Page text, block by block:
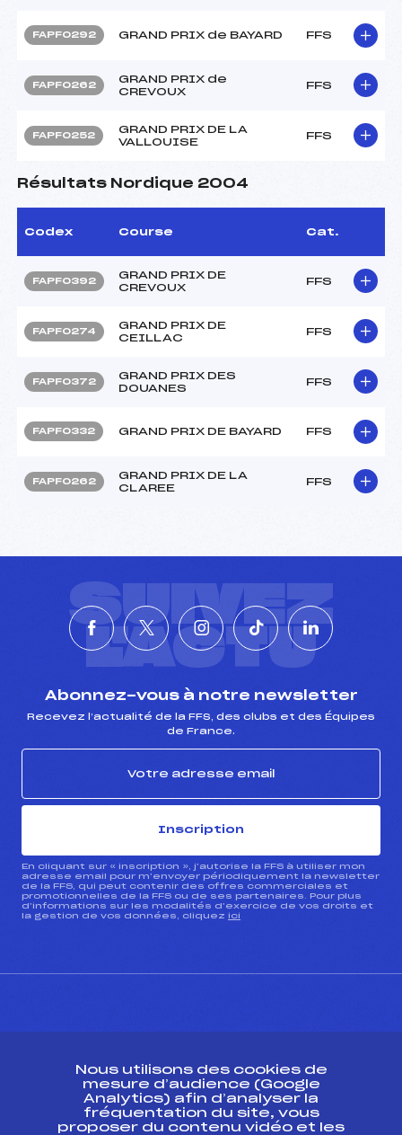
FAPF0292 GRAND PRIX de BAYARD FFS
FAPF0262
GRAND PRIX de
CREVOUX
FFS
FAPF0252
GRAND PRIX DE LA
VALLOUISE
FFS
Résultats Nordique 2004
Codex Course Cat.
FAPF0392
GRAND PRIX DE
CREVOUX
FFS
FAPF0274
GRAND PRIX DE
CEILLAC
FFS
FAPF0372
GRAND PRIX DES
DOUANES
FFS
FAPF0332 GRAND PRIX DE BAYARD FFS
FAPF0262
GRAND PRIX DE LA
CLAREE
FFS
SUIVEZ
L'ACTU
Abonnez-vous à notre newsletter
Recevez l’actualité de la FFS, des clubs et des Équipes
de France.
Inscription
En cliquant sur « inscription », j’autorise la FFS à utiliser mon
adresse email pour m’envoyer périodiquement la newsletter
de la FFS, qui peut contenir des offres commerciales et
promotionnelles de la FFS ou de ses partenaires. Pour plus
d’informations sur les modalités d’exercice de vos droits et
la gestion de vos données, cliquez ici
ESPACE PRESSE
Ressources
Nous utilisons des cookies de
mesure d’audience (Google
Analytics) afin d’analyser la
fréquentation du site, vous
proposer du contenu vidéo et les